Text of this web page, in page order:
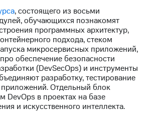
, состоящего из восьми
обучающихся познакомят
программных архитектур,
подхода, стеком
микросервисных приложений,
обеспечение безопасности
(DevSecOps) и инструменты
разработку, тестирование
Отдельный блок
DevOps в проектах на базе
и искусственного интеллекта.